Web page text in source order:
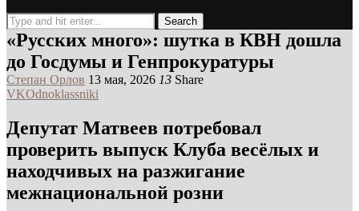
Search
«Русских много»: шутка в КВН дошла
до Госдумы и Генпрокуратуры
Степан Орлов 13 мая, 2026 13 Share
VKOdnoklassniki
Депутат Матвеев потребовал
проверить выпуск Клуба весёлых и
находчивых на разжигание
межнациональной розни